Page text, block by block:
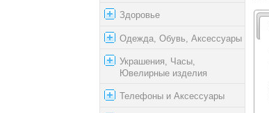
Здоровье
Одежда, Обувь, Аксессуары
Украшения, Часы,
Ювелирные изделия
Телефоны и Аксессуары